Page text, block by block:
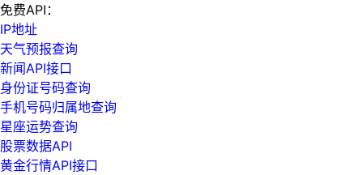
免费API：
IP地址
天气预报查询
新闻API接口
身份证号码查询
手机号码归属地查询
星座运势查询
股票数据API
黄金行情API接口